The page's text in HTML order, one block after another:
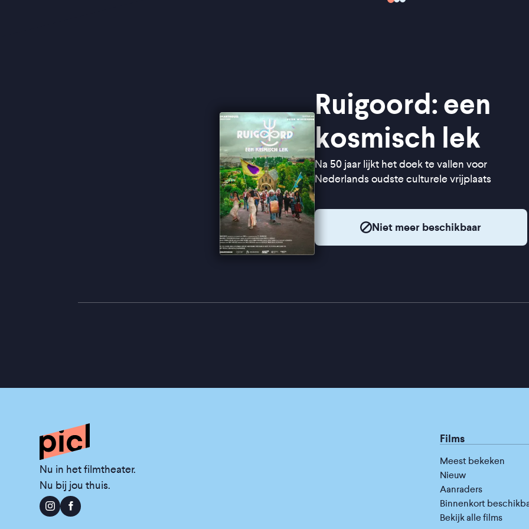
Ruigoord: een
kosmisch lek
Na 50 jaar lijkt het doek te vallen voor
Nederlands oudste culturele vrijplaats
Niet meer beschikbaar
Nu in het filmtheater.
Nu bij jou thuis.
Films
Meest bekeken
Nieuw
Aanraders
Binnenkort
Bekijk alle films